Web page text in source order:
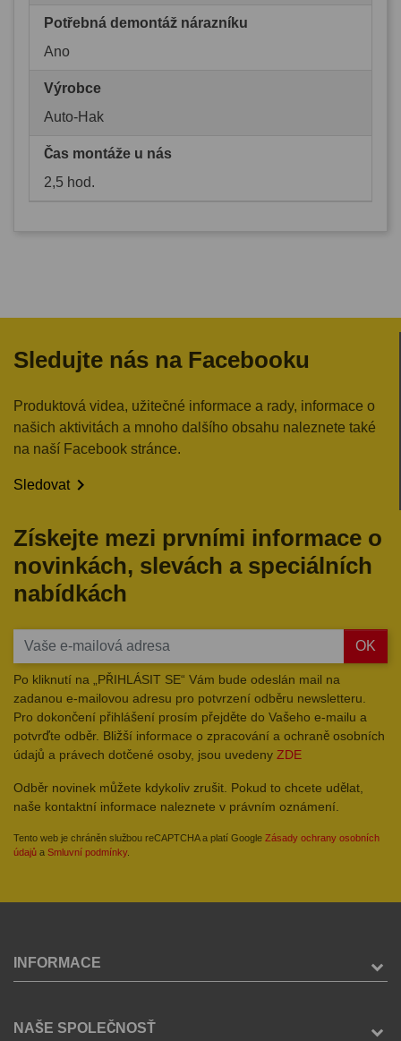
Potřebná demontáž nárazníku
Ano
Výrobce
Auto-Hak
Čas montáže u nás
2,5 hod.
Sledujte nás na Facebooku
Produktová videa, užitečné informace a rady, informace o
našich aktivitách a mnoho dalšího obsahu naleznete také
na naší Facebook stránce.
Sledovat
Získejte mezi prvními informace o
novinkách, slevách a speciálních
nabídkách
OK
Po kliknutí na „PŘIHLÁSIT SE“ Vám bude odeslán mail na
zadanou e-mailovou adresu pro potvrzení odběru newsletteru.
Pro dokončení přihlášení prosím přejděte do Vašeho e-mailu a
potvrďte odběr. Bližší informace o zpracování a ochraně osobních
údajů a právech dotčené osoby, jsou uvedeny ZDE
Odběr novinek můžete kdykoliv zrušit. Pokud to chcete udělat,
naše kontaktní informace naleznete v právním oznámení.
Tento web je chráněn službou reCAPTCHA a platí Google Zásady ochrany osobních
údajů a Smluvní podmínky.
INFORMACE
NAŠE SPOLEČNOSŤ